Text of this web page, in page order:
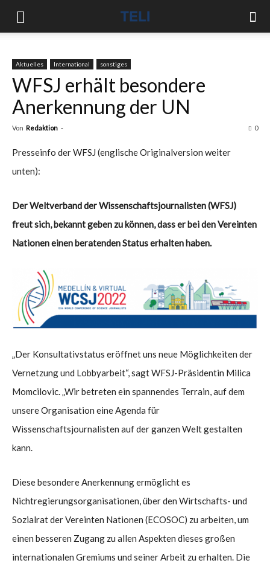
Aktuelles International sonstiges
WFSJ erhält besondere
Anerkennung der UN
Von Redaktion - 0
Presseinfo der WFSJ (englische Originalversion weiter
unten):
Der Weltverband der Wissenschaftsjournalisten (WFSJ)
freut sich, bekannt geben zu können, dass er bei den Vereinten
Nationen einen beratenden Status erhalten haben.
„Der Konsultativstatus eröffnet uns neue Möglichkeiten der
Vernetzung und Lobbyarbeit“, sagt WFSJ-Präsidentin Milica
Momcilovic. „Wir betreten ein spannendes Terrain, auf dem
unsere Organisation eine Agenda für
Wissenschaftsjournalisten auf der ganzen Welt gestalten
kann.
Diese besondere Anerkennung ermöglicht es
Nichtregierungsorganisationen, über den Wirtschafts- und
Sozialrat der Vereinten Nationen (ECOSOC) zu arbeiten, um
einen besseren Zugang zu allen Aspekten dieses großen
internationalen Gremiums und seiner Arbeit zu erhalten. Die